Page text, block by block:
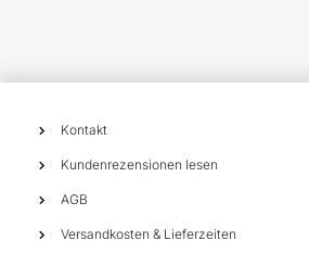
Kontakt
Kundenrezensionen lesen
AGB
Versandkosten & Lieferzeiten